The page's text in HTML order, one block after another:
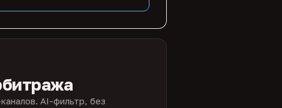
AI-фильтр, без